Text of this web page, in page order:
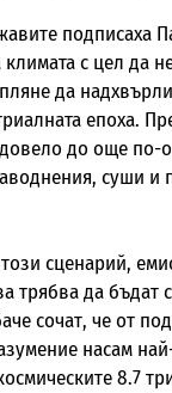
подписаха
с цел да
да
епоха.
до още по-
суши и
сценарий,
трябва да бъдат
сочат, че от
насам
8.7